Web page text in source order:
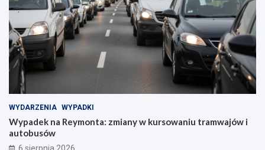
WYDARZENIA WYPADKI
Wypadek na Reymonta: zmiany w kursowaniu tramwajów i
autobusów
6 sierpnia 2026